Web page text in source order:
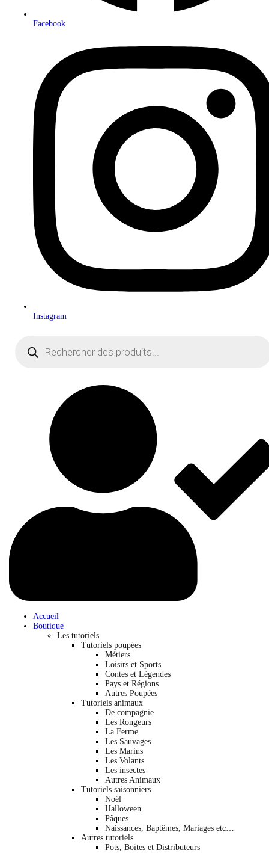
Facebook
Instagram
produits
Accueil
Boutique
Les tutoriels
Tutoriels poupées
Métiers
Loisirs et Sports
Contes et Légendes
Pays et Régions
Autres Poupées
Tutoriels animaux
De compagnie
Les Rongeurs
La Ferme
Les Sauvages
Les Marins
Les Volants
Les insectes
Autres Animaux
Tutoriels saisonniers
Noël
Halloween
Pâques
Naissances, Baptêmes, Mariages etc…
Autres tutoriels
Pots, Boites et Distributeurs